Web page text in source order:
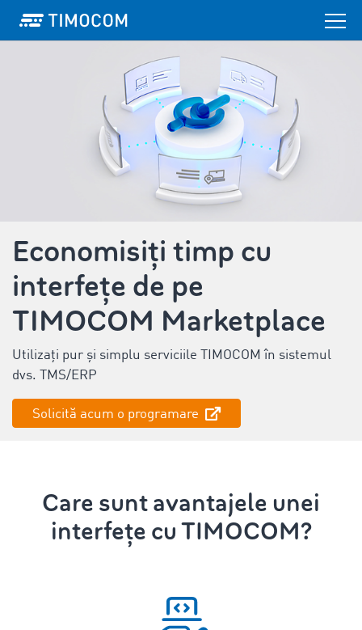
Economisiți timp cu
interfețe de pe
TIMOCOM Marketplace
Utilizați pur și simplu serviciile TIMOCOM în sistemul
dvs. TMS/ERP
Solicită acum o programare
Care sunt avantajele unei
interfețe cu TIMOCOM?